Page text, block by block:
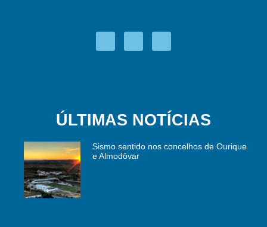
ÚLTIMAS NOTÍCIAS
Sismo sentido nos concelhos de Ourique
e Almodôvar